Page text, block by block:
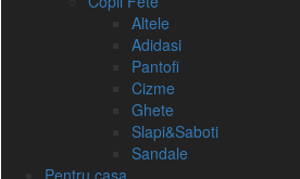
Altele
Adidasi
Pantofi
Cizme
Ghete
Slapi&Saboti
Sandale
Pentru casa